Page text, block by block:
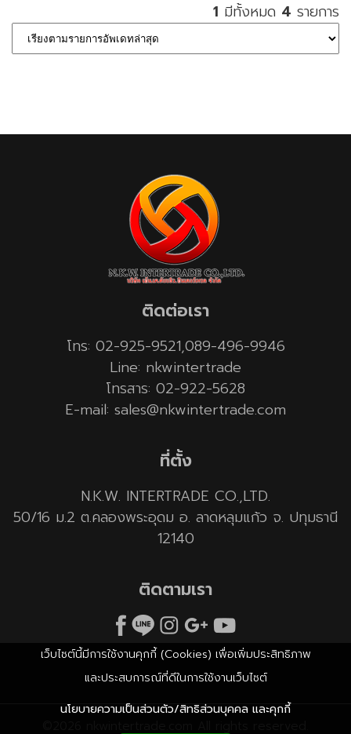
1 มีทั้งหมด 4 รายการ
ติดต่อเรา
โทร: 02-925-9521,089-496-9946
Line: nkwintertrade
โทรสาร: 02-922-5628
E-mail: sales@nkwintertrade.com
ที่ตั้ง
N.K.W. INTERTRADE CO.,LTD.
50/16 ม.2 ต.คลองพระอุดม อ. ลาดหลุมแก้ว จ. ปทุมธานี
12140
ติดตามเรา
เว็บไซต์นี้มีการใช้งานคุกกี้ (Cookies) เพื่อเพิ่มประสิทธิภาพ
และประสบการณ์ที่ดีในการใช้งานเว็บไซต์
นโยบายความเป็นส่วนตัว/สิทธิส่วนบุคคล และคุกกี้